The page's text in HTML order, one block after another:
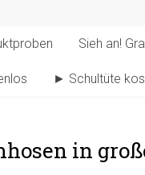
Sieh an!
► Schultüte
in